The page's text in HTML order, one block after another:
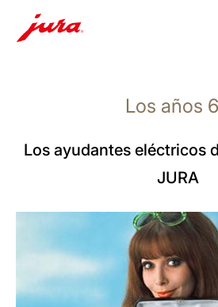
Saltar
Los años
Los ayudantes eléctricos
JURA